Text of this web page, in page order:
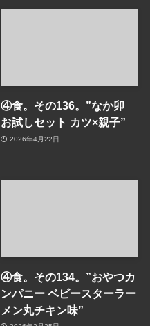
④食。その136。”なか卯
お試しセット カツ×親子”
2026年4月22日
④食。その134。”おやつカ
ンパニー ベビースターラー
メン丸チキン味”